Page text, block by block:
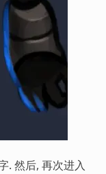
. 然后, 再次进入